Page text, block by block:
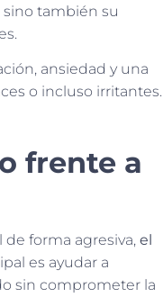
también su
ansiedad y una
o incluso irritantes.
frente a
forma agresiva, el
es ayudar a
sin comprometer la